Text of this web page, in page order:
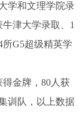
学和文理学院录
牛津大学录取、 1
所G5超级精英学
金牌，80人获
训队，以上数据